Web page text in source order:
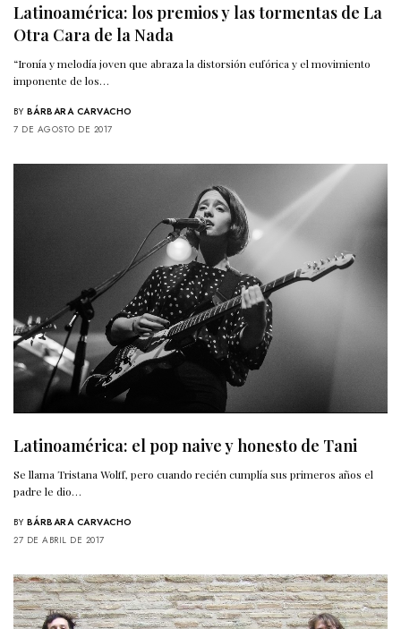
Latinoamérica: los premios y las tormentas de La
Otra Cara de la Nada
“Ironía y melodía joven que abraza la distorsión eufórica y el movimiento
imponente de los…
BY BÁRBARA CARVACHO
7 DE AGOSTO DE 2017
Latinoamérica: el pop naive y honesto de Tani
Se llama Tristana Wolff, pero cuando recién cumplía sus primeros años el
padre le dio…
BY BÁRBARA CARVACHO
27 DE ABRIL DE 2017